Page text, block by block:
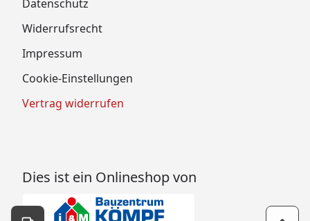
Datenschutz
Widerrufsrecht
Impressum
Cookie-Einstellungen
Vertrag widerrufen
Dies ist ein Onlineshop von